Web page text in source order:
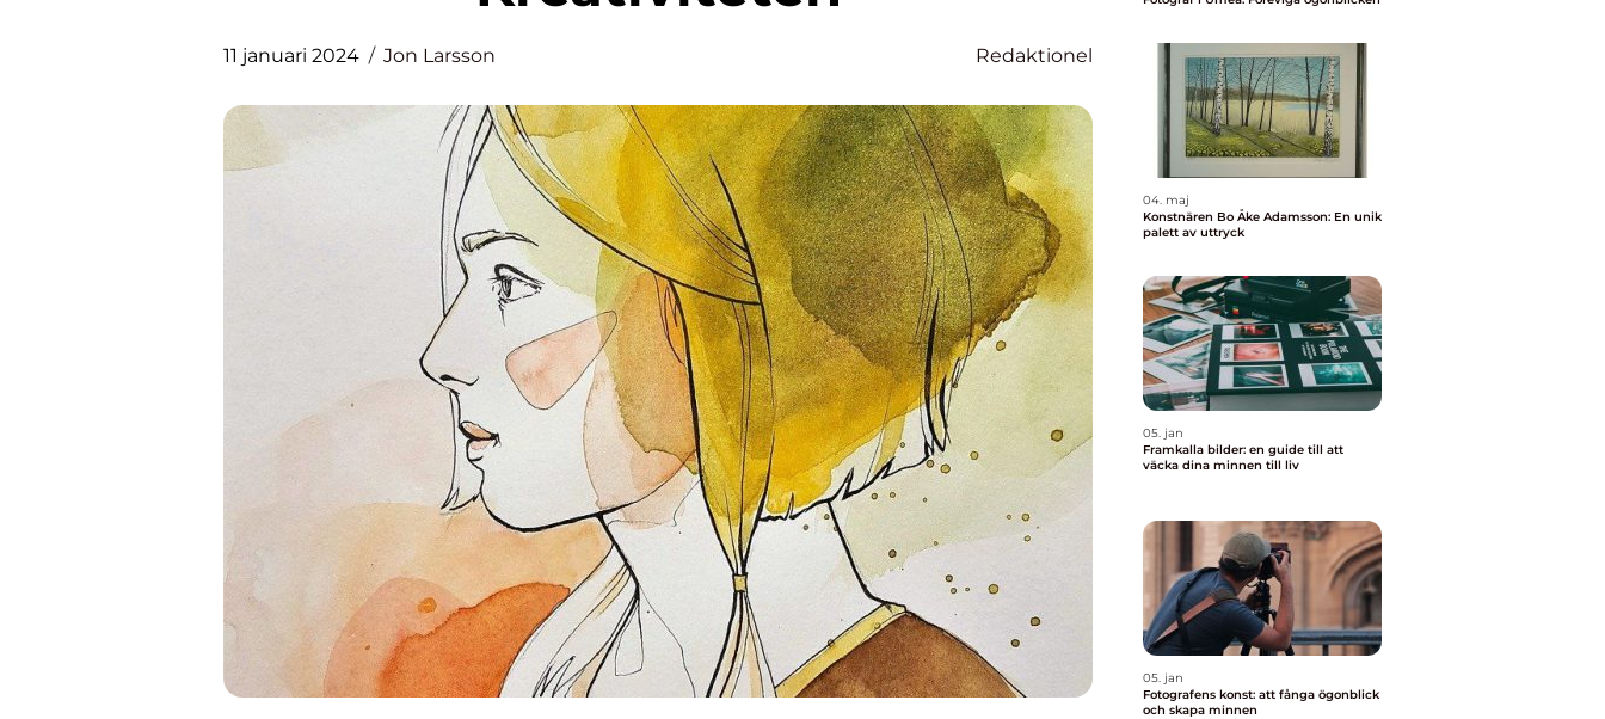
11 januari 2024 Jon Larsson Redaktionel
04. maj
Konstnären Bo Åke Adamsson: En unik
palett av uttryck
05. jan
Framkalla bilder: en guide till att
väcka dina minnen till liv
05. jan
Fotografens konst: att fånga ögonblick
och skapa minnen